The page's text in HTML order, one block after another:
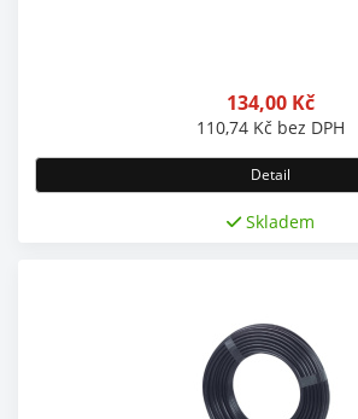
134,00 Kč
110,74 Kč bez DPH
Detail
Skladem